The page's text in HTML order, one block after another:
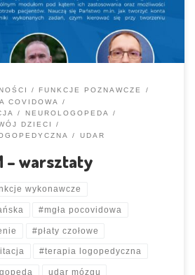
społecznego PODŁĄCZ SIĘ […]
FUNKCJE POZNAWCZE
COVIDOWA
NEUROLOGOPEDA
DZIECI
UDAR
– warsztaty
wykonawcze
#mgła pocovidowa
#płaty czołowe
#terapia logopedyczna
udar mózgu